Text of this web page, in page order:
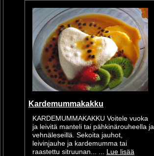
Kardemummakakku
KARDEMUMMAKAKKU Voitele vuoka
ja leivitä manteli tai pähkinärouheella ja
vehnäleseillä. Sekoita jauhot,
leivinjauhe ja kardemumma tai
raastettu sitruunan... ...
Lue lisää